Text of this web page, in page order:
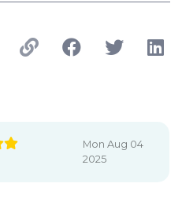
Mon Aug 04
2025